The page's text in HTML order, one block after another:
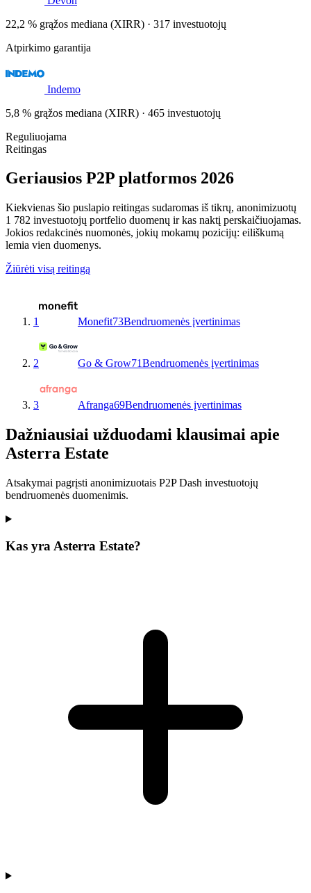
22,2 % grąžos mediana (XIRR) · 317 investuotojų
Atpirkimo garantija
Indemo
5,8 % grąžos mediana (XIRR) · 465 investuotojų
Reguliuojama
Reitingas
Geriausios P2P platformos 2026
Kiekvienas šio puslapio reitingas sudaromas iš tikrų, anonimizuotų
1 782 investuotojų portfelio duomenų ir kas naktį perskaičiuojamas.
Jokios redakcinės nuomonės, jokių mokamų pozicijų: eiliškumą
lemia vien duomenys.
Žiūrėti visą reitingą
1 Monefit73Bendruomenės įvertinimas
2 Go & Grow71Bendruomenės įvertinimas
3 Afranga69Bendruomenės įvertinimas
Dažniausiai užduodami klausimai apie
Asterra Estate
Atsakymai pagrįsti anonimizuotais P2P Dash investuotojų
bendruomenės duomenimis.
Kas yra Asterra Estate?